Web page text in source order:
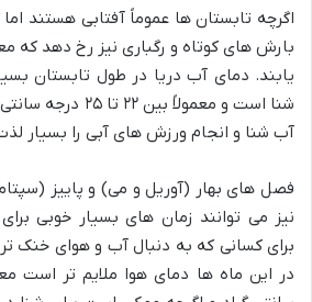
اگرچه تابستان ها عموماً آفتابی هستند
بارش های کوتاه و رگباری نیز رخ دهد که
یابند. دمای آب دریا در طول تابستان
شنا است و معمولاً
آب شنا و انجام ورزش های آبی را بسیار
فصل های بهار (آوریل و می) و پاییز
نیز می توانند زمان های بسیار خوبی
برای کسانی که به دنبال آب و هوای خنک